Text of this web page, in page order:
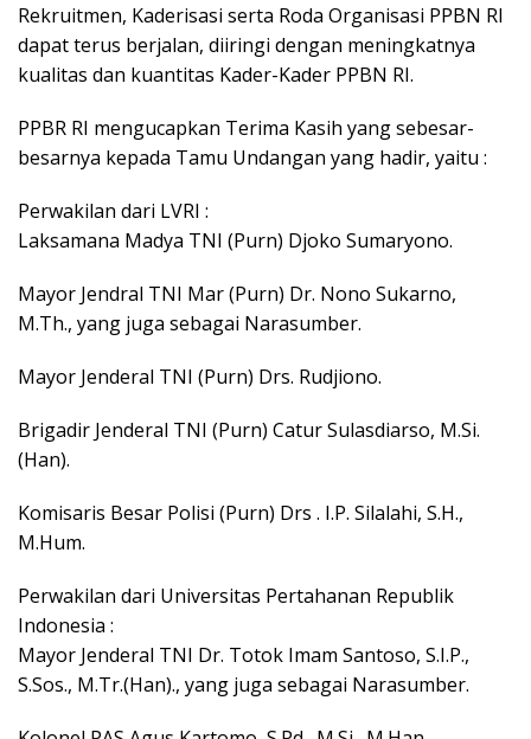
Rekruitmen, Kaderisasi serta Roda Organisasi PPBN RI
dapat terus berjalan, diiringi dengan meningkatnya
kualitas dan kuantitas Kader-Kader PPBN RI.
PPBR RI mengucapkan Terima Kasih yang sebesar-
besarnya kepada Tamu Undangan yang hadir, yaitu :
Perwakilan dari LVRI :
Laksamana Madya TNI (Purn) Djoko Sumaryono.
Mayor Jendral TNI Mar (Purn) Dr. Nono Sukarno,
M.Th., yang juga sebagai Narasumber.
Mayor Jenderal TNI (Purn) Drs. Rudjiono.
Brigadir Jenderal TNI (Purn) Catur Sulasdiarso, M.Si.
(Han).
Komisaris Besar Polisi (Purn) Drs . I.P. Silalahi, S.H.,
M.Hum.
Perwakilan dari Universitas Pertahanan Republik
Indonesia :
Mayor Jenderal TNI Dr. Totok Imam Santoso, S.I.P.,
S.Sos., M.Tr.(Han)., yang juga sebagai Narasumber.